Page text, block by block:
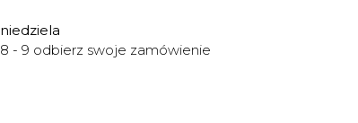
niedziela
8 - 9 odbierz swoje zamówienie